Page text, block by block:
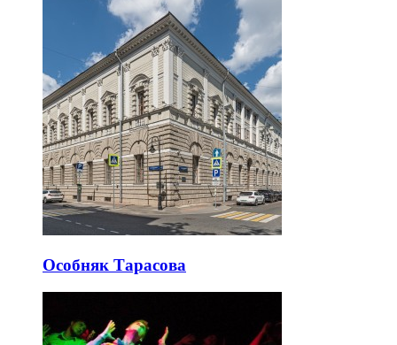
Особняк Тарасова